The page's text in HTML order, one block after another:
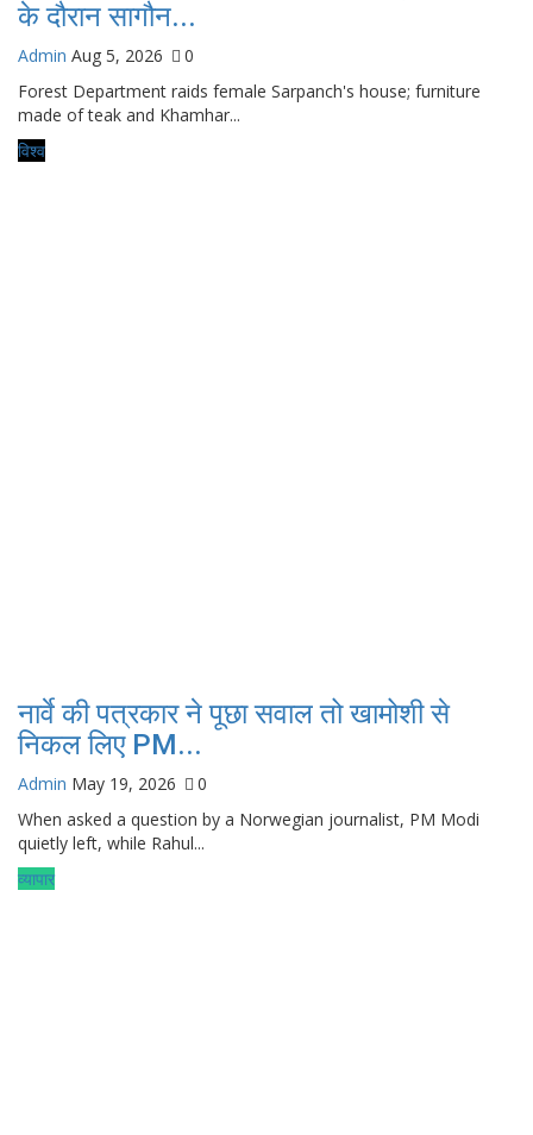
के दौरान सागौन...
Admin Aug 5, 2026
0
Forest Department raids female Sarpanch's house; furniture
made of teak and Khamhar...
विश्व
नार्वे की पत्रकार ने पूछा सवाल तो खामोशी से
निकल लिए PM...
Admin May 19, 2026
0
When asked a question by a Norwegian journalist, PM Modi
quietly left, while Rahul...
व्यापार